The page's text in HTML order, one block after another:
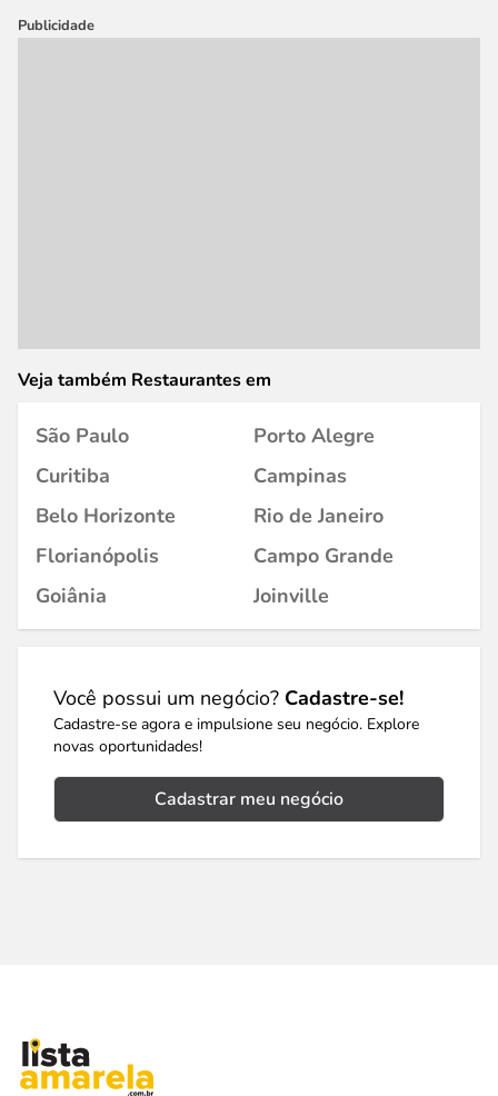
Publicidade
Veja também Restaurantes em
São Paulo
Porto Alegre
Curitiba
Campinas
Belo Horizonte
Rio de Janeiro
Florianópolis
Campo Grande
Goiânia
Joinville
Você possui um negócio? Cadastre-se!
Cadastre-se agora e impulsione seu negócio. Explore
novas oportunidades!
Cadastrar meu negócio